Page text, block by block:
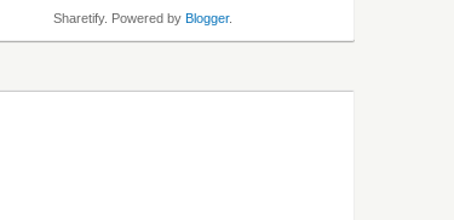
Sharetify. Powered by Blogger.